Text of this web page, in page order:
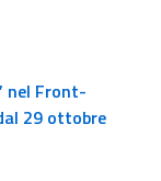
nel Front-
29 ottobre